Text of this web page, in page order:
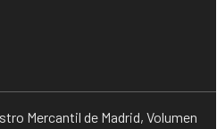
Mercantil de Madrid, Volumen